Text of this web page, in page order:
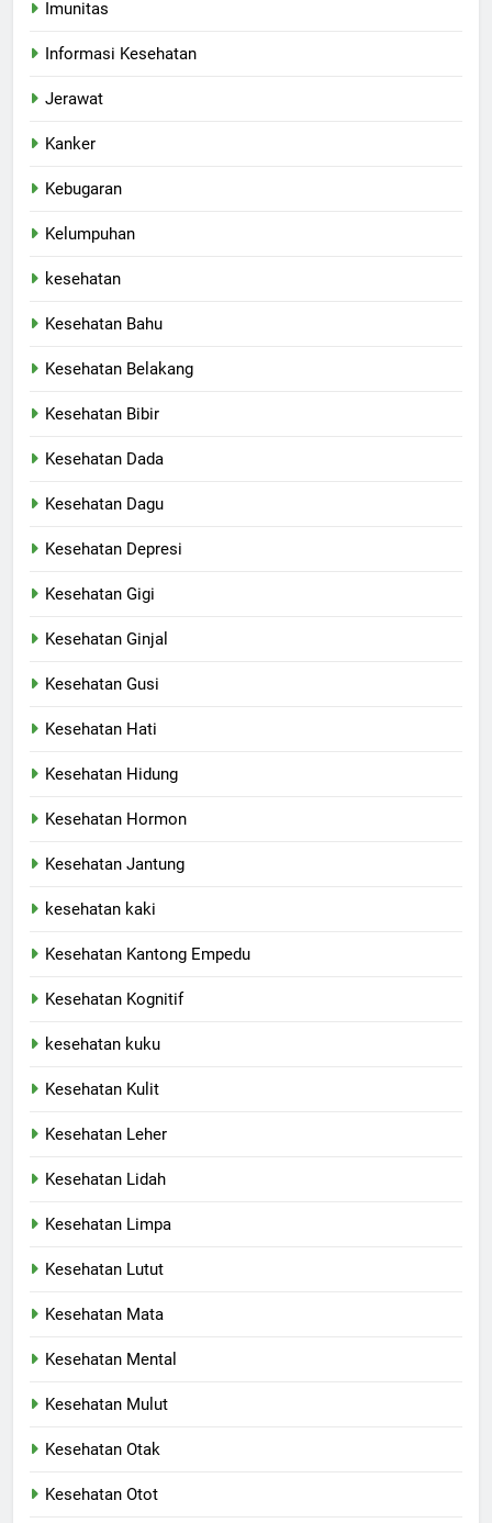
Imunitas
Informasi Kesehatan
Jerawat
Kanker
Kebugaran
Kelumpuhan
kesehatan
Kesehatan Bahu
Kesehatan Belakang
Kesehatan Bibir
Kesehatan Dada
Kesehatan Dagu
Kesehatan Depresi
Kesehatan Gigi
Kesehatan Ginjal
Kesehatan Gusi
Kesehatan Hati
Kesehatan Hidung
Kesehatan Hormon
Kesehatan Jantung
kesehatan kaki
Kesehatan Kantong Empedu
Kesehatan Kognitif
kesehatan kuku
Kesehatan Kulit
Kesehatan Leher
Kesehatan Lidah
Kesehatan Limpa
Kesehatan Lutut
Kesehatan Mata
Kesehatan Mental
Kesehatan Mulut
Kesehatan Otak
Kesehatan Otot